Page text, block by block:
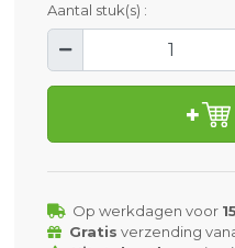
Aantal stuk(s) :
Op werkdagen voor
Gratis verzending